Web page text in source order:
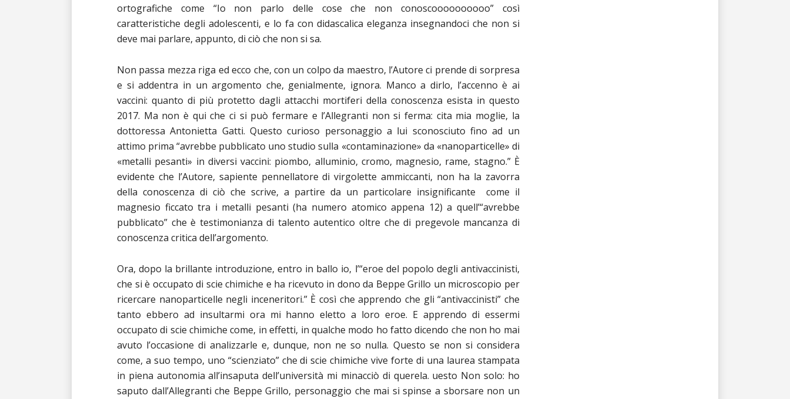
ortografiche come “Io non parlo delle cose che non conoscoooooooooo” così
caratteristiche degli adolescenti, e lo fa con didascalica eleganza insegnandoci che non si
deve mai parlare, appunto, di ciò che non si sa.
Non passa mezza riga ed ecco che, con un colpo da maestro, l’Autore ci prende di sorpresa
e si addentra in un argomento che, genialmente, ignora. Manco a dirlo, l’accenno è ai
vaccini: quanto di più protetto dagli attacchi mortiferi della conoscenza esista in questo
2017. Ma non è qui che ci si può fermare e l’Allegranti non si ferma: cita mia moglie, la
dottoressa Antonietta Gatti. Questo curioso personaggio a lui sconosciuto fino ad un
attimo prima “avrebbe pubblicato uno studio sulla «contaminazione» da «nanoparticelle» di
«metalli pesanti» in diversi vaccini: piombo, alluminio, cromo, magnesio, rame, stagno.” È
evidente che l’Autore, sapiente pennellatore di virgolette ammiccanti, non ha la zavorra
della conoscenza di ciò che scrive, a partire da un particolare insignificante come il
magnesio ficcato tra i metalli pesanti (ha numero atomico appena 12) a quell’“avrebbe
pubblicato” che è testimonianza di talento autentico oltre che di pregevole mancanza di
conoscenza critica dell’argomento.
Ora, dopo la brillante introduzione, entro in ballo io, l’“eroe del popolo degli antivaccinisti,
che si è occupato di scie chimiche e ha ricevuto in dono da Beppe Grillo un microscopio per
ricercare nanoparticelle negli inceneritori.” È così che apprendo che gli “antivaccinisti” che
tanto ebbero ad insultarmi ora mi hanno eletto a loro eroe. E apprendo di essermi
occupato di scie chimiche come, in effetti, in qualche modo ho fatto dicendo che non ho mai
avuto l’occasione di analizzarle e, dunque, non ne so nulla. Questo se non si considera
come, a suo tempo, uno “scienziato” che di scie chimiche vive forte di una laurea stampata
in piena autonomia all’insaputa dell’università mi minacciò di querela. uesto Non solo: ho
saputo dall’Allegranti che Beppe Grillo, personaggio che mai si spinse a sborsare non un